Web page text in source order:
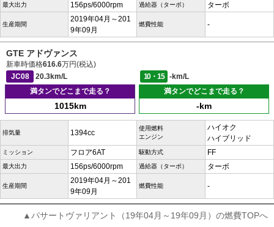
最大出力 156ps/6000rpm 過給器（ターボ） ターボ
生産期間
2019年04月～201
9年09月
燃費性能 -
GTE アドヴァンス
新車時価格616.6万円(税込)
JC08
20.3km/L 10・15
-km/L
満タンでどこまで走る？
1015km
満タンでどこまで走る？
-km
排気量 1394cc
使用燃料
エンジン
ハイオク
ハイブリッド
ミッション フロア6AT 駆動方式 FF
最大出力 156ps/6000rpm 過給器（ターボ） ターボ
生産期間
2019年04月～201
9年09月
燃費性能 -
▲パサートヴァリアント（19年04月～19年09月）の燃費TOPへ